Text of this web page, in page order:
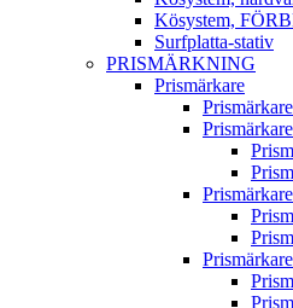
Kösystem,
Surfplatta-stativ
PRISMÄRKNING
Prismärkare